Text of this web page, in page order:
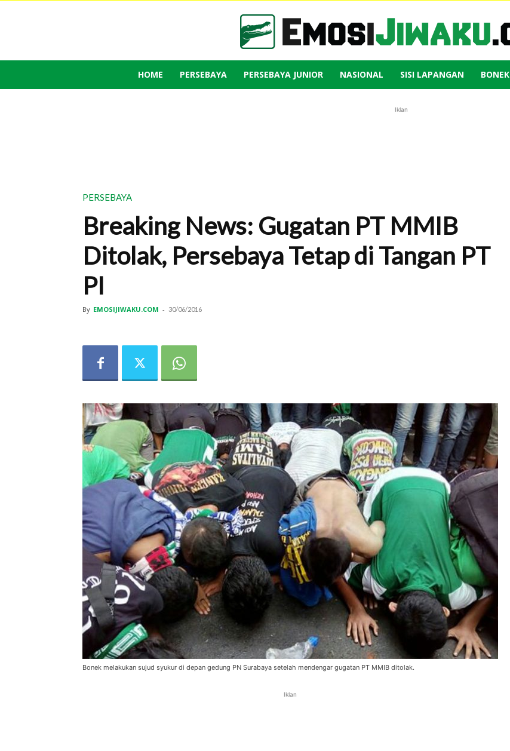
Emosi
HOME PERSEBAYA PERSEBAYA JUNIOR NASIONAL SISI LAPANGAN BONEK
Iklan
PERSEBAYA
Breaking News: Gugatan PT MMIB
Ditolak, Persebaya Tetap di Tangan PT
PI
By EMOSIJIWAKU.COM - 30/06/2016
Bonek melakukan sujud syukur di depan gedung PN Surabaya setelah mendengar gugatan PT MMIB ditolak.
Iklan